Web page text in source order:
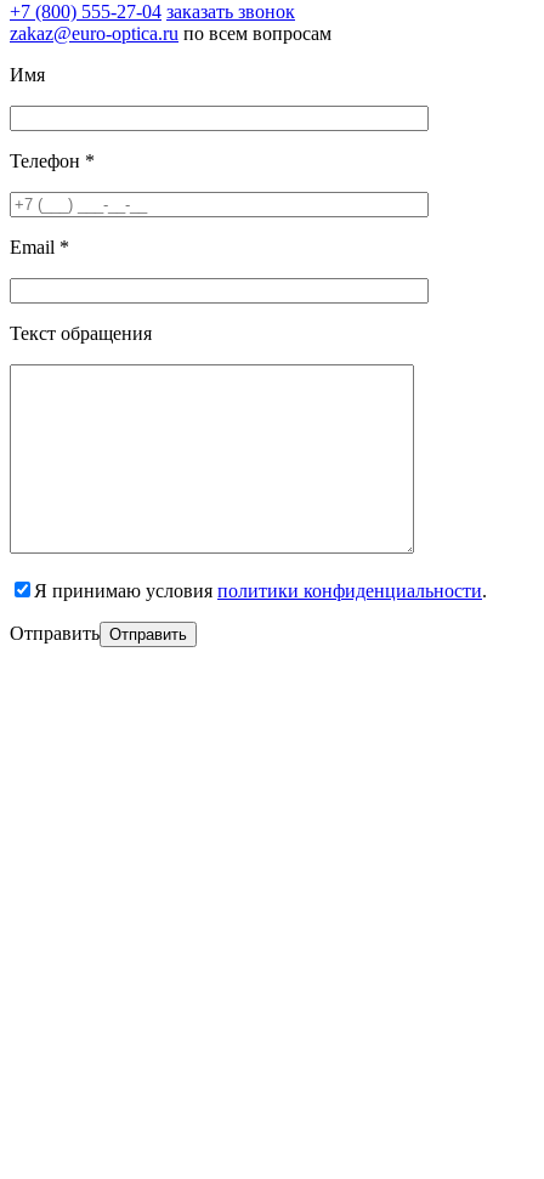
+7 (800) 555-27-04 заказать звонок
zakaz@euro-optica.ru по всем вопросам
Имя
Телефон *
Email *
Текст обращения
Я принимаю условия политики конфиденциальности.
Отправить